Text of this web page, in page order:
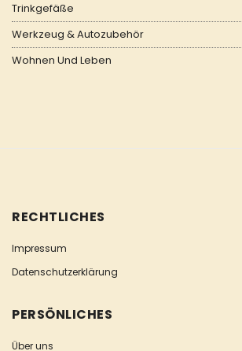
Trinkgefäße
Werkzeug & Autozubehör
Wohnen Und Leben
RECHTLICHES
Impressum
Datenschutzerklärung
PERSÖNLICHES
Über uns